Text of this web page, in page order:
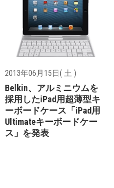
2013年06月15日( 土 )
Belkin、アルミニウムを
採用したiPad用超薄型キ
ーボードケース「iPad用
Ultimateキーボードケー
ス」を発表